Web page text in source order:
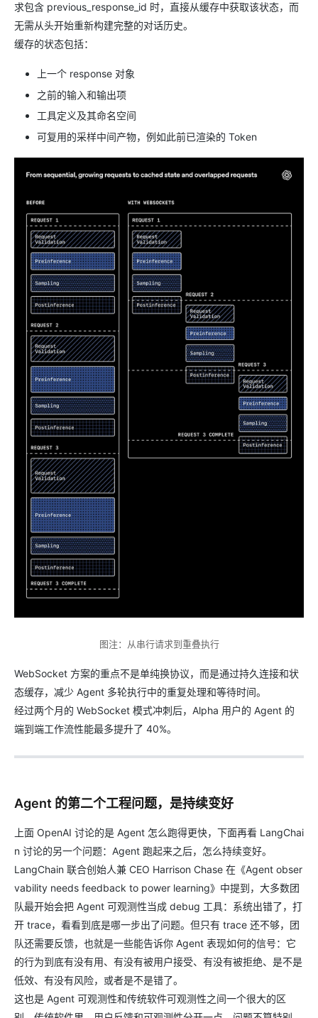
求包含 previous_response_id 时，直接从缓存中获取该状态，而
无需从头开始重新构建完整的对话历史。
缓存的状态包括：
上一个 response 对象
之前的输入和输出项
工具定义及其命名空间
可复用的采样中间产物，例如此前已渲染的 Token
图注：从串行请求到重叠执行
WebSocket 方案的重点不是单纯换协议，而是通过持久连接和状
态缓存，减少 Agent 多轮执行中的重复处理和等待时间。
经过两个月的 WebSocket 模式冲刺后，Alpha 用户的 Agent 的
端到端工作流性能最多提升了 40%。
Agent 的第二个工程问题，是持续变好
上面 OpenAI 讨论的是 Agent 怎么跑得更快，下面再看 LangChai
n 讨论的另一个问题：Agent 跑起来之后，怎么持续变好。
LangChain 联合创始人兼 CEO Harrison Chase 在《Agent obser
vability needs feedback to power learning》中提到，大多数团
队最开始会把 Agent 可观测性当成 debug 工具：系统出错了，打
开 trace，看看到底是哪一步出了问题。但只有 trace 还不够，团
队还需要反馈，也就是一些能告诉你 Agent 表现如何的信号：它
的行为到底有没有用、有没有被用户接受、有没有被拒绝、是不是
低效、有没有风险，或者是不是错了。
这也是 Agent 可观测性和传统软件可观测性之间一个很大的区